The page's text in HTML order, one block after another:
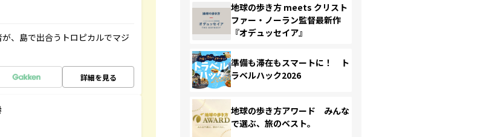
、島で出合うトロピカルでマジ
詳細を見る
地球の歩き方 meets クリスト
ファー・ノーラン監督最新作
『オデュッセイア』
準備も滞在もスマートに！ ト
ラベルハック2026
地球の歩き方アワード みんな
で選ぶ、旅のベスト。